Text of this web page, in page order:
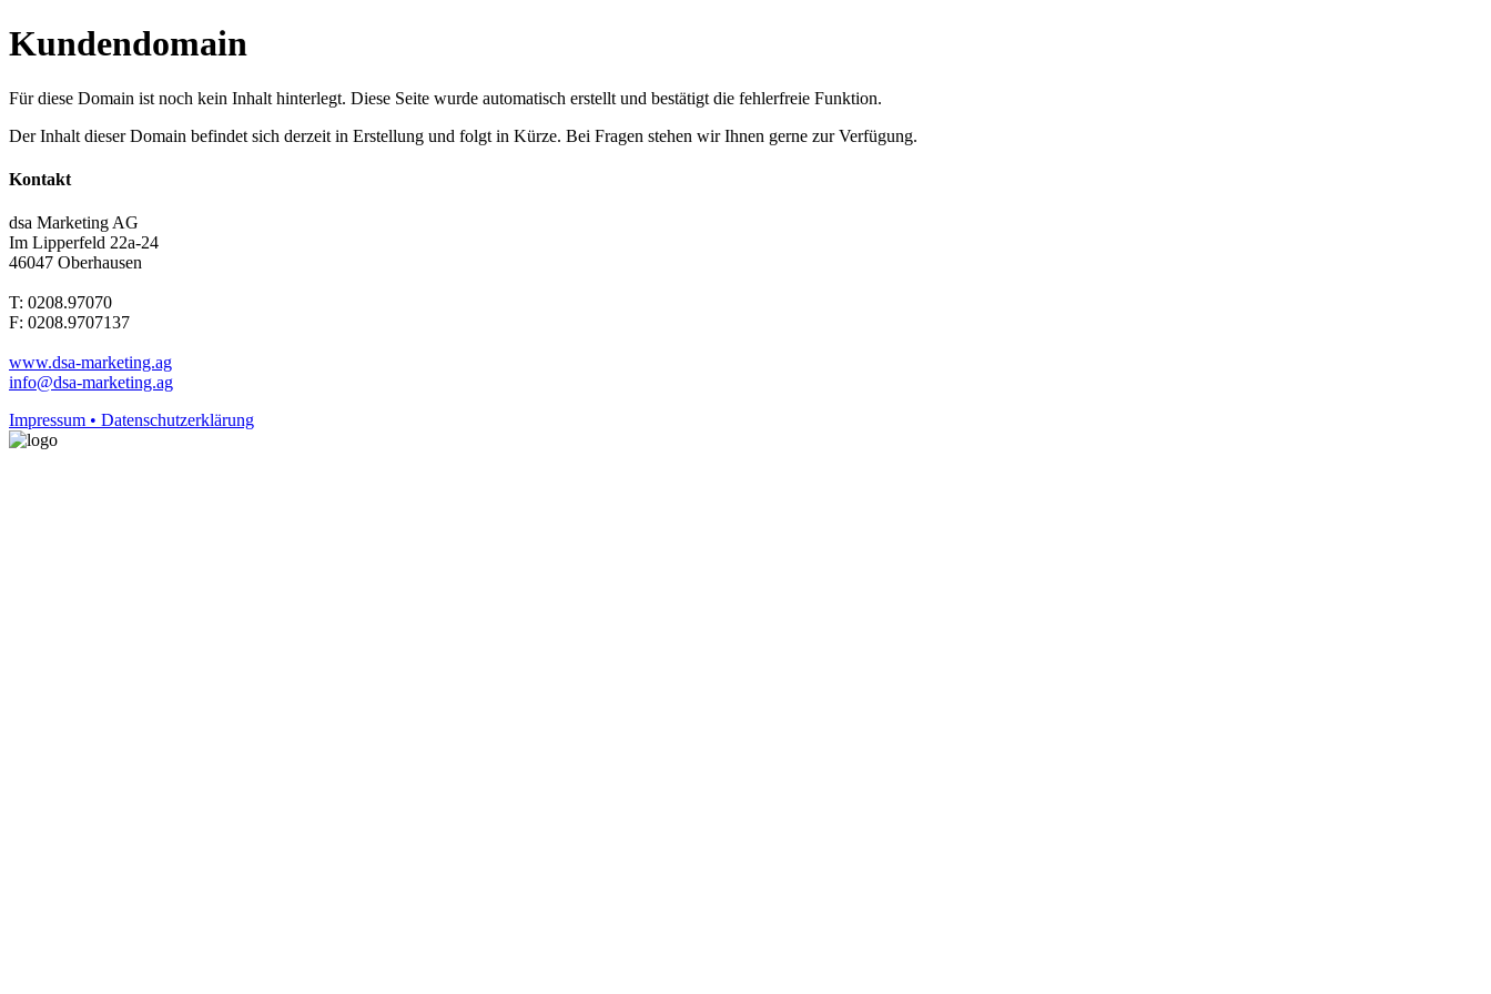
Kundendomain
Für diese Domain ist noch kein Inhalt hinterlegt. Diese Seite wurde automatisch erstellt und bestätigt die fehlerfreie Funktion.
Der Inhalt dieser Domain befindet sich derzeit in Erstellung und folgt in Kürze. Bei Fragen stehen wir Ihnen gerne zur Verfügung.
Kontakt
dsa Marketing AG
Im Lipperfeld 22a-24
46047 Oberhausen
T: 0208.97070
F: 0208.9707137
www.dsa-marketing.ag
info@dsa-marketing.ag
Impressum • Datenschutzerklärung